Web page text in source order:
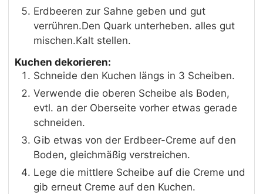
Erdbeeren zur Sahne geben und gut
verrühren.Den Quark unterheben. alles gut
mischen.Kalt stellen.
Kuchen dekorieren:
Schneide den Kuchen längs in 3 Scheiben.
Verwende die oberen Scheibe als Boden,
evtl. an der Oberseite vorher etwas gerade
schneiden.
Gib etwas von der Erdbeer-Creme auf den
Boden, gleichmäßig verstreichen.
Lege die mittlere Scheibe auf die Creme und
gib erneut Creme auf den Kuchen.